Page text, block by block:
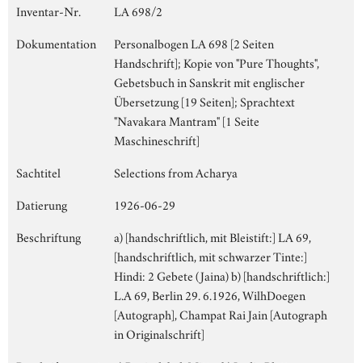
Inventar-Nr.
LA 698/2
Dokumentation
Personalbogen LA 698 [2 Seiten
Handschrift]; Kopie von "Pure Thoughts",
Gebetsbuch in Sanskrit mit englischer
Übersetzung [19 Seiten]; Sprachtext
"Navakara Mantram" [1 Seite
Maschineschrift]
Sachtitel
Selections from Acharya
Datierung
1926-06-29
Beschriftung
a) [handschriftlich, mit Bleistift:] LA 69,
[handschriftlich, mit schwarzer Tinte:]
Hindi: 2 Gebete (Jaina) b) [handschriftlich:]
L.A 69, Berlin 29. 6.1926, WilhDoegen
[Autograph], Champat Rai Jain [Autograph
in Originalschrift]